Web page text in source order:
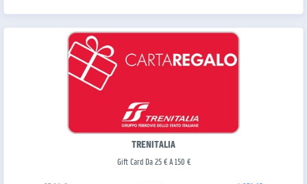
TRENITALIA
Gift Card Da 25 € A 150 €